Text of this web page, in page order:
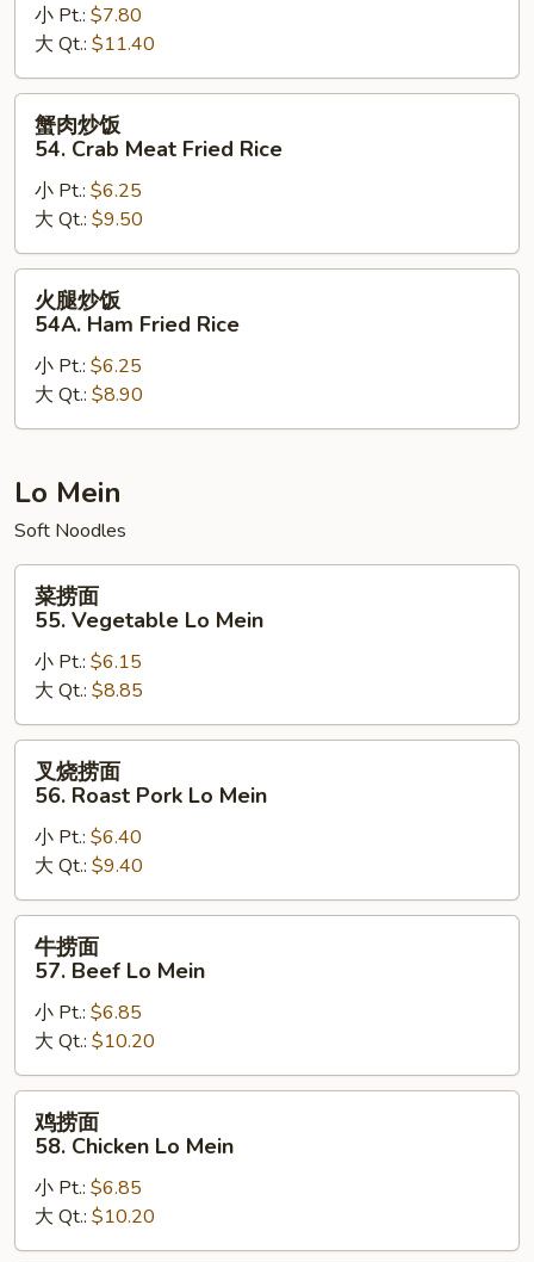
53.
Lobster
Fried
Rice
小 Pt.: $7.80
大 Qt.: $11.40
54.
Crab
Meat
Fried
Rice
蟹肉炒饭
54. Crab Meat Fried Rice
小 Pt.: $6.25
大 Qt.: $9.50
54A.
Ham
Rice
火腿炒饭
54A. Ham Fried Rice
小 Pt.: $6.25
大 Qt.: $8.90
Lo Mein
Soft Noodles
55.
Vegetable
Lo
Mein
菜捞面
55. Vegetable Lo Mein
小 Pt.: $6.15
大 Qt.: $8.85
56.
Roast
Pork
Lo
Mein
叉烧捞面
56. Roast Pork Lo Mein
小 Pt.: $6.40
大 Qt.: $9.40
57.
Beef
Lo
Mein
牛捞面
57. Beef Lo Mein
小 Pt.: $6.85
大 Qt.: $10.20
58.
Chicken
Lo
鸡捞面
58. Chicken Lo Mein
小 Pt.: $6.85
大 Qt.: $10.20